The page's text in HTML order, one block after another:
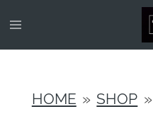
Ga
hoofdinhoud
HOME » SHOP »